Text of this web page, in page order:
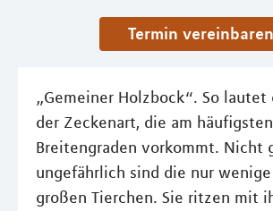
Termin vereinbaren
„Gemeiner Holzbock“. So lautet
der Zeckenart, die am
Breitengraden vorkommt. Nicht
ungefährlich sind die nur
großen Tierchen. Sie ritzen mit